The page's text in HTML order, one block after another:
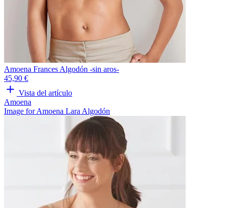
Amoena Frances Algodón -sin aros-
45,90 €
Vista del artículo
Amoena
Image for Amoena Lara Algodón